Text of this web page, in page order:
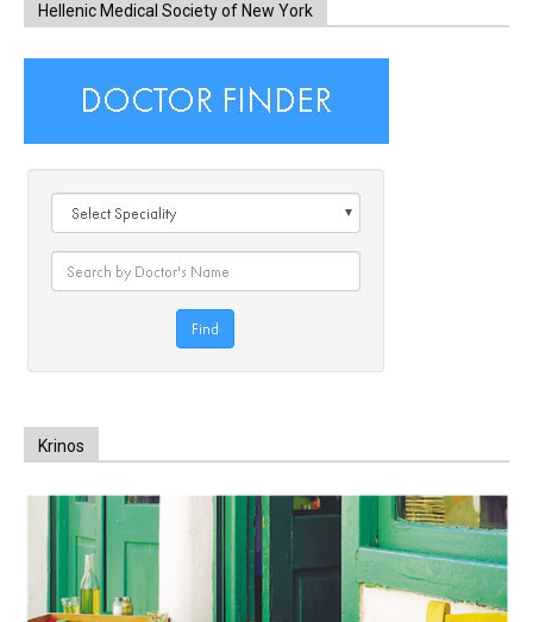
Hellenic Medical Society of New York
Krinos